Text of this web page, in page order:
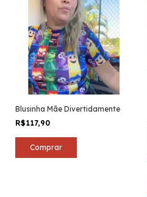
Blusinha Mãe Divertidamente
R$117,90
Comprar